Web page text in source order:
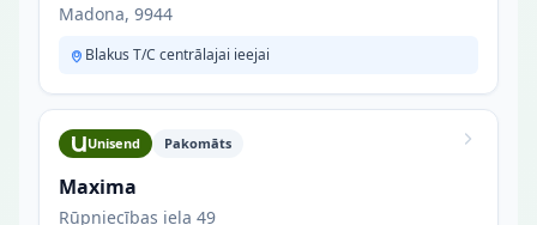
Madona, 9944
Blakus T/C centrālajai ieejai
Unisend Pakomāts
Maxima
Rūpniecības iela 49